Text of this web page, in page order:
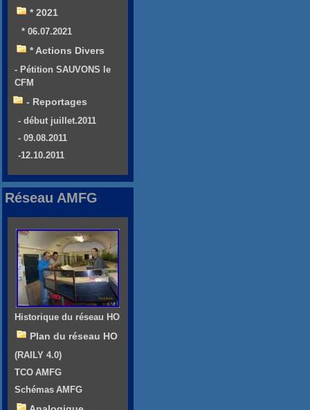
* 2021
* 06.07.2021
* Actions Divers
- Pétition SAUVONS le
CFM
- Reportages
- début juillet.2011
- 09.08.2011
-12.10.2011
Réseau AMFG
Historique du réseau HO
Plan du réseau HO
(RAILY 4.0)
TCO AMFG
Schémas AMFG